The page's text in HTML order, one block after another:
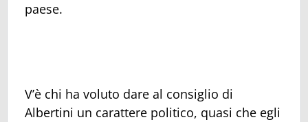
paese.
V’è chi ha voluto dare al consiglio di
Albertini un carattere politico, quasi che egli